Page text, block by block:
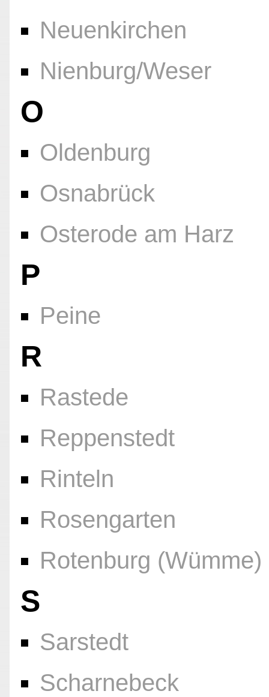
Neuenkirchen
Nienburg/Weser
O
Oldenburg
Osnabrück
Osterode am Harz
P
Peine
R
Rastede
Reppenstedt
Rinteln
Rosengarten
Rotenburg (Wümme)
S
Sarstedt
Scharnebeck